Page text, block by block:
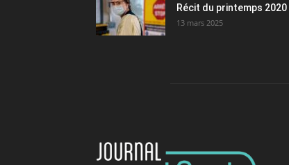
Récit du printemps 2020
13 mars 2025